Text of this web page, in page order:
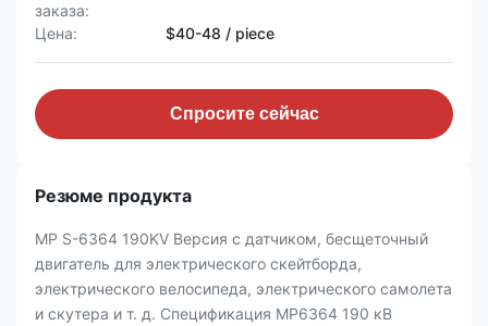
заказа:
Цена: $40-48 / piece
Спросите сейчас
Резюме продукта
MP S-6364 190KV Версия с датчиком, бесщеточный
двигатель для электрического скейтборда,
электрического велосипеда, электрического самолета
и скутера и т. д. Спецификация MP6364 190 кВ